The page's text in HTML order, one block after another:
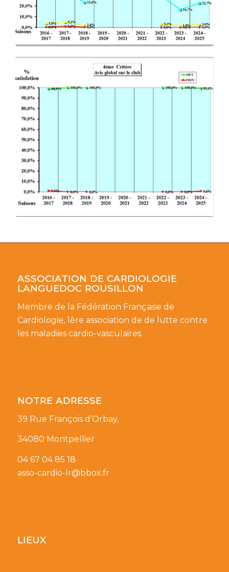
ASSOCIATION DE CARDIOLOGIE
LANGUEDOC ROUSILLON
Membre de la Fédération Française de
Cardiologie, 1ère association de de lutte contre
les maladies cardio-vasculaires
NOTRE ADRESSE
39 Rue François d’Orbay,
34080 Montpellier
04 67 04 85 18
asso-cardio-lr@bbox.fr
LIEUX